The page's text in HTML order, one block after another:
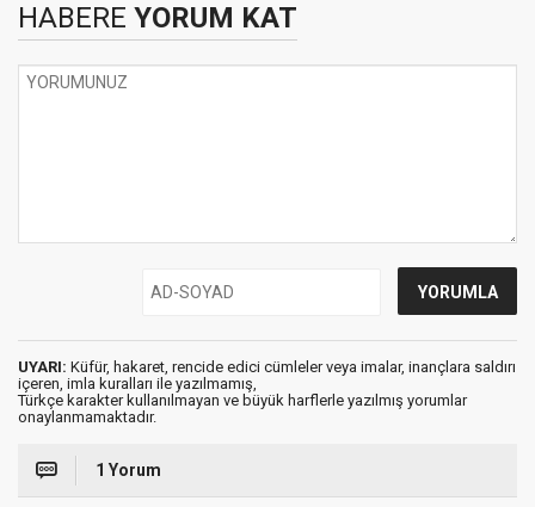
HABERE YORUM KAT
UYARI: Küfür, hakaret, rencide edici cümleler veya imalar, inançlara saldırı
içeren, imla kuralları ile yazılmamış,
Türkçe karakter kullanılmayan ve büyük harflerle yazılmış yorumlar
onaylanmamaktadır.
1 Yorum